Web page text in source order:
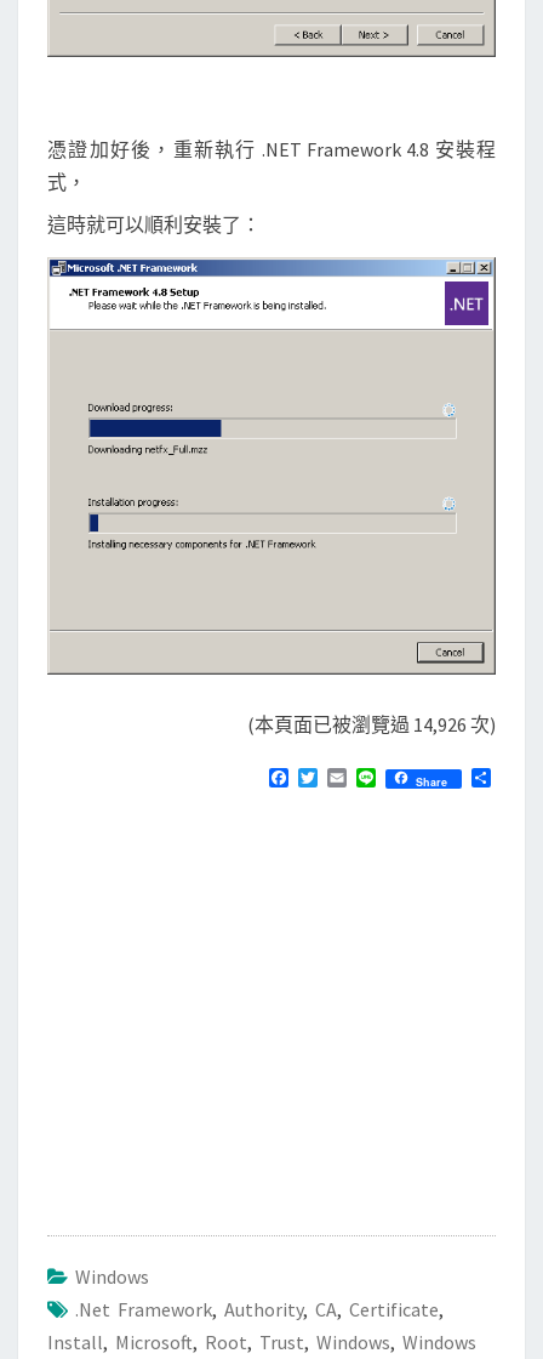
憑證加好後，重新執行 .NET Framework 4.8 安裝程
式，
這時就可以順利安裝了：
(本頁面已被瀏覽過 14,926 次)
T
E
Share
Windows
.Net Framework, Authority, CA, Certificate,
Install, Microsoft, Root, Trust, Windows, Windows